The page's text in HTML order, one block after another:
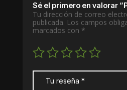
Sé el primero en valorar
Tu dirección de correo
publicada. Los campos
marcados con *